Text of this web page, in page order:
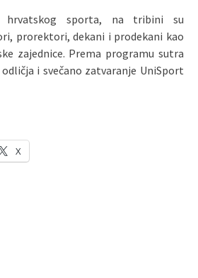
hrvatskog sporta, na tribini su
prorektori, dekani i prodekani kao
zajednice. Prema programu sutra
i svečano zatvaranje UniSport
X